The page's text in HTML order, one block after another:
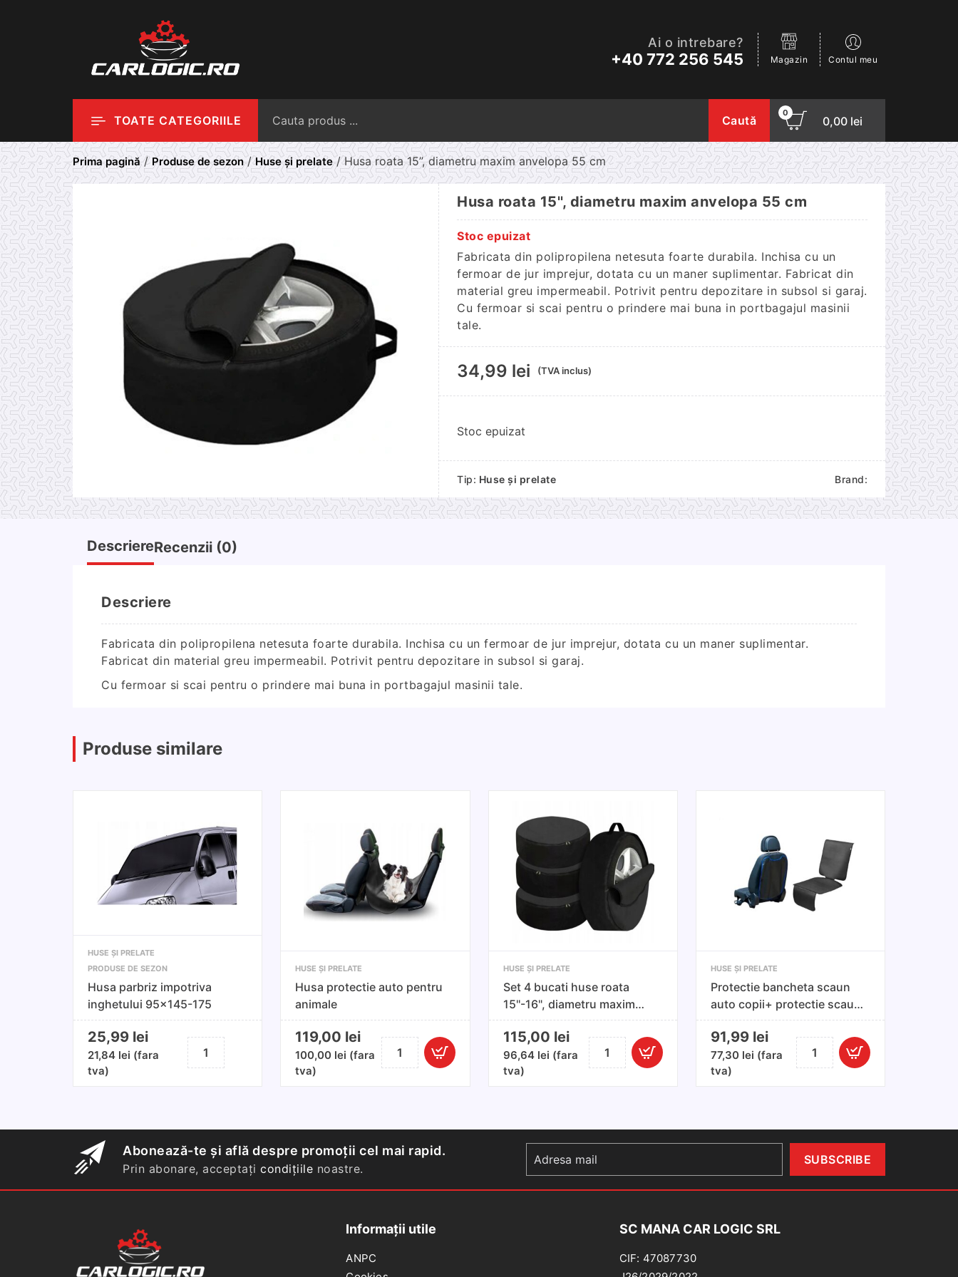
Ai o intrebare?
+40 772 256 545 Magazin Contul meu
TOATE CATEGORIILE Caută
0
0,00 lei
Prima pagină/ Produse de sezon/Huse și prelate/ Husa roata 15”, diametru maxim anvelopa 55 cm
Husa roata 15'', diametru maxim anvelopa 55 cm
Stoc epuizat
Fabricata din polipropilena netesuta foarte durabila. Inchisa cu un
fermoar de jur imprejur, dotata cu un maner suplimentar. Fabricat din
material greu impermeabil. Potrivit pentru depozitare in subsol si garaj.
Cu fermoar si scai pentru o prindere mai buna in portbagajul masinii
tale.
34,99 lei (TVA inclus)
Stoc epuizat
Tip: Huse și prelate Brand:
DescriereRecenzii (0)
Descriere
Fabricata din polipropilena netesuta foarte durabila. Inchisa cu un fermoar de jur imprejur, dotata cu un maner suplimentar.
Fabricat din material greu impermeabil. Potrivit pentru depozitare in subsol si garaj.
Cu fermoar si scai pentru o prindere mai buna in portbagajul masinii tale.
Produse similare
HUSE ȘI PRELATE
PRODUSE DE SEZON
Husa parbriz impotriva
inghetului 95x145-175
25,99 lei
21,84 lei (fara
tva)
Cantitate
Husa
95x145-
175
HUSE ȘI PRELATE
Husa protectie auto pentru
animale
119,00 lei
100,00 lei (fara
tva)
Cantitate
Husa
animale
HUSE ȘI PRELATE
Set 4 bucati huse roata
15''-16", diametru maxim
anvelopa 58 cm
115,00 lei
96,64 lei (fara
tva)
Cantitate
Set
roata
15''-16",
diametru
HUSE ȘI PRELATE
Protectie bancheta scaun
auto copii+ protectie scaun
fata
91,99 lei
77,30 lei (fara
tva)
Cantitate
Protectie
copii+
protectie
scaun
Abonează-te și află despre promoții cel mai rapid.
Prin abonare, acceptați condițiile noastre.
Informații utile
ANPC
SC MANA CAR LOGIC SRL
CIF: 47087730